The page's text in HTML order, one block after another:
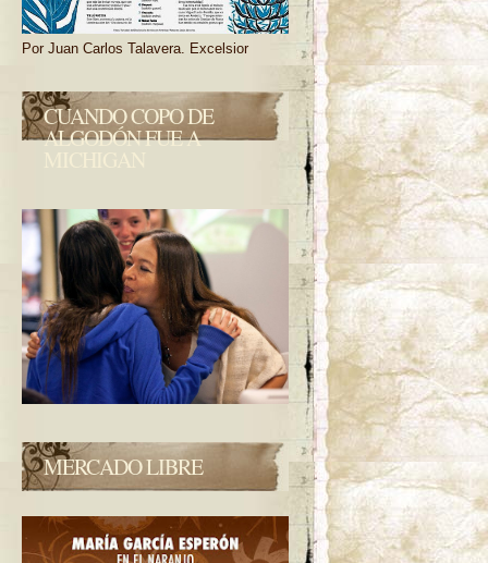
Por Juan Carlos Talavera. Excelsior
CUANDO COPO DE
ALGODÓN FUE A
MERCADO LIBRE